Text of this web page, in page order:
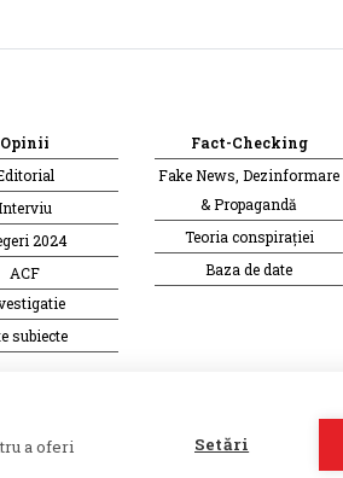
Opinii
2024
ACF
subiecte
Fact-Checking
Fake News, Dezinformare
& Propagandă
Teoria conspirației
Baza de date
Internațională a
a oferi
Setări